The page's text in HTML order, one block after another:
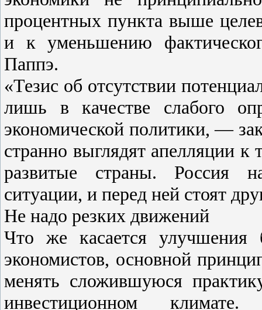
процентных пункта выше
и к уменьшению
Паппэ.
«Тезис об отсутствии
лишь в качестве слабого
экономической политики, —
странно выглядят апелляции
развитые страны. Россия
ситуации, и перед ней стоят
Не надо резких движений
Что же касается улучшения
экономистов, основной
менять сложившуюся
инвестиционном